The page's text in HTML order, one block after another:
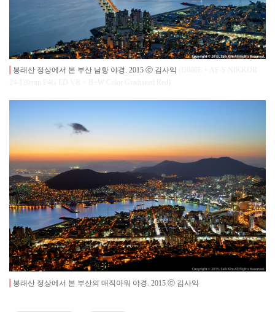
봉래산 정상에서 본 부산 남항 야경. 2015 ⓒ 김사익
봉래산 정상에서 본 부산의 매직아워 야경. 2015 ⓒ 김사익